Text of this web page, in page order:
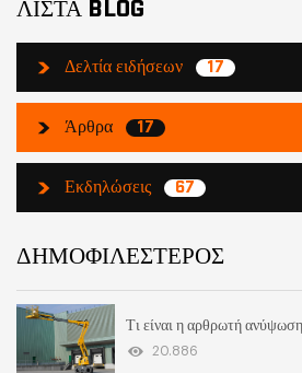
ΛΙΣΤΑ BLOG
Δελτία ειδήσεων 17
Άρθρα 17
Εκδηλώσεις 67
ΔΗΜΟΦΙΛΕΣΤΕΡΟΣ
Τι είναι η αρθρωτή
20.886